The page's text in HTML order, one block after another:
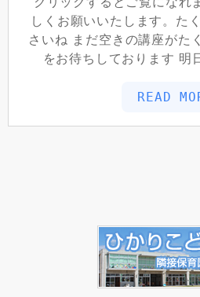
しくお願いいたします。た
さいね まだ空きの講座がた
をお待ちしております 明
READ